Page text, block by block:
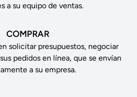
a su equipo de ventas.
COMPRAR
solicitar presupuestos, negociar
pedidos en línea, que se envían
a su empresa.